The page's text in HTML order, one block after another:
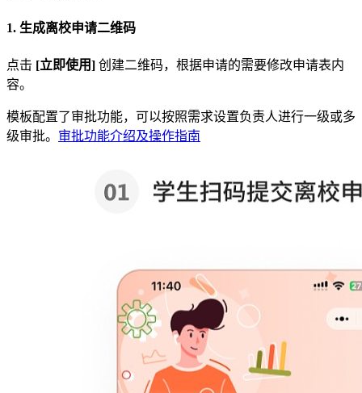
1. 生成离校申请二维码
点击 [立即使用] 创建二维码，根据申请的需要修改申请表内
容。
模板配置了审批功能，可以按照需求设置负责人进行一级或多
级审批。 审批功能介绍及操作指南